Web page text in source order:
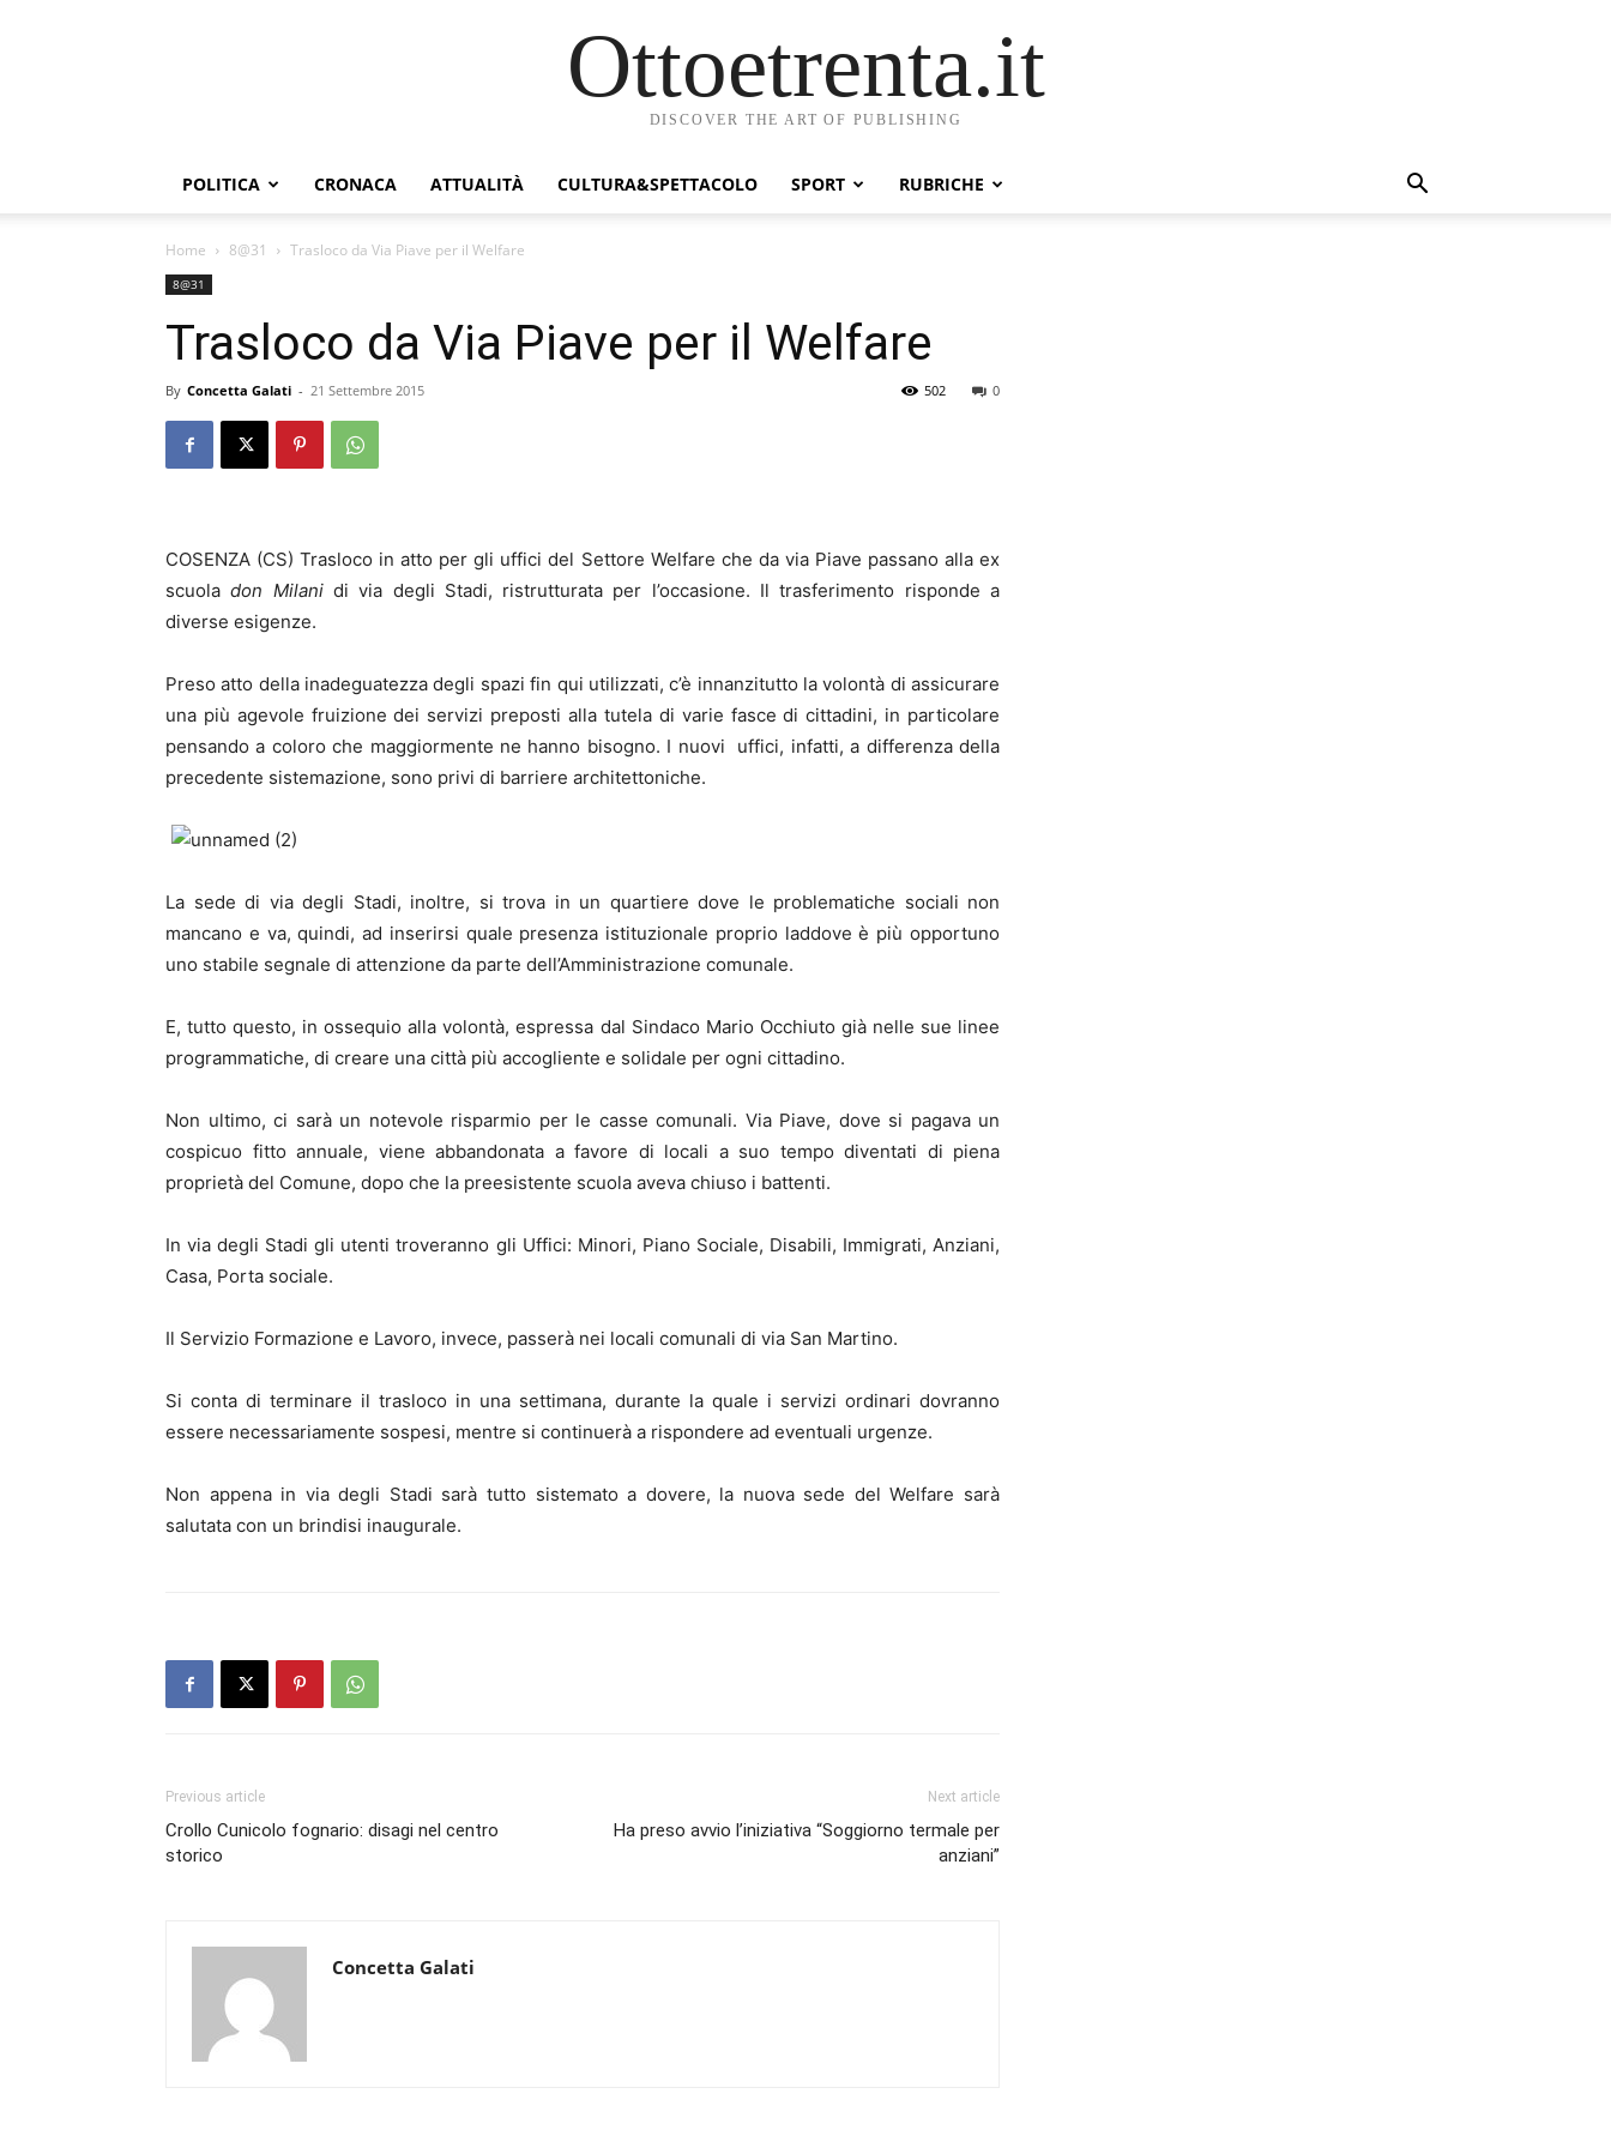
Ottoetrenta.it
DISCOVER THE ART OF PUBLISHING
POLITICA CRONACA ATTUALITÀ CULTURA&SPETTACOLO SPORT RUBRICHE
Home 8@31 Trasloco da Via Piave per il Welfare
8@31
Trasloco da Via Piave per il Welfare
By Concetta Galati - 21 Settembre 2015 0
502
COSENZA (CS) Trasloco in atto per gli uffici del Settore Welfare che da via Piave passano alla ex
scuoladon Milanidi via degli Stadi, ristrutturata per l’occasione. Il trasferimento risponde a
diverse esigenze.
Preso atto della inadeguatezza degli spazi fin qui utilizzati, c’è innanzitutto la volontà di assicurare
una più agevole fruizione dei servizi preposti alla tutela di varie fasce di cittadini, in particolare
pensando a coloro che maggiormente ne hanno bisogno. I nuovi uffici, infatti, a differenza della
precedente sistemazione, sono privi di barriere architettoniche.
La sede di via degli Stadi, inoltre, si trova in un quartiere dove le problematiche sociali non
mancano e va, quindi, ad inserirsi quale presenza istituzionale proprio laddove è più opportuno
uno stabile segnale di attenzione da parte dell’Amministrazione comunale.
E, tutto questo, in ossequio alla volontà, espressa dal Sindaco Mario Occhiuto già nelle sue linee
programmatiche, di creare una città più accogliente e solidale per ogni cittadino.
Non ultimo, ci sarà un notevole risparmio per le casse comunali. Via Piave, dove si pagava un
cospicuo fitto annuale, viene abbandonata a favore di locali a suo tempo diventati di piena
proprietà del Comune, dopo che la preesistente scuola aveva chiuso i battenti.
In via degli Stadi gli utenti troveranno gli Uffici: Minori, Piano Sociale, Disabili, Immigrati, Anziani,
Casa, Porta sociale.
Il Servizio Formazione e Lavoro, invece, passerà nei locali comunali di via San Martino.
Si conta di terminare il trasloco in una settimana, durante la quale i servizi ordinari dovranno
essere necessariamente sospesi, mentre si continuerà a rispondere ad eventuali urgenze.
Non appena in via degli Stadi sarà tutto sistemato a dovere, la nuova sede del Welfare sarà
salutata con un brindisi inaugurale.
Previous article
Crollo Cunicolo fognario: disagi nel centro
storico
Next article
Ha preso avvio l’iniziativa “Soggiorno termale per
anziani”
Concetta Galati